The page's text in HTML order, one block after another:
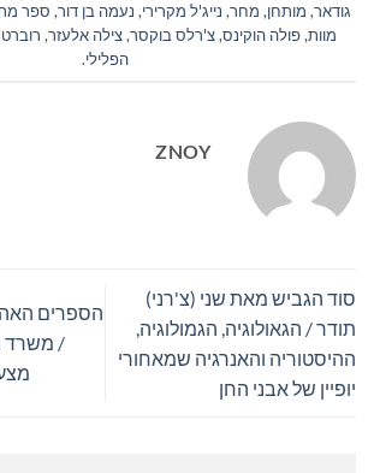
גודאר, מותחן, מחר, נייג'ל מקרירי, נעמה בן דור, ספר
מוות,פולה הוקינס,צ'רלס בוקסר,צילה אלעזר, רוברט
הפלילי.
ZNOY
סוד הגביש מאת שני (צ'רני)
תודר / הגאולוגיה, הגמולוגיה,
ההיסטוריה והאנרגיה שמאחורי
יופיין של אבני החן
הספרים
/ משרד